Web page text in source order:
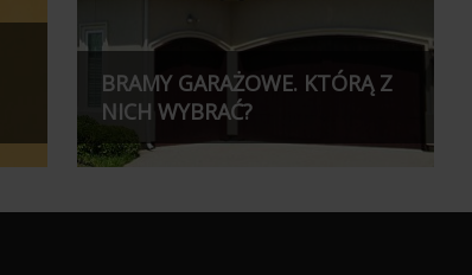
BRAMY GARAŻOWE. KTÓRĄ Z
NICH WYBRAĆ?